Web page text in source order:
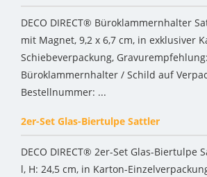
DECO DIRECT® Büroklammernhalter
mit Magnet, 9,2 x 6,7 cm, in exklusiver
Schiebeverpackung,
Büroklammernhalter / Schild auf
Bestellnummer: ...
2er-Set Glas-Biertulpe Sattler
DECO DIRECT® 2er-Set Glas-Biertulpe
l, H: 24,5 cm, in Karton-